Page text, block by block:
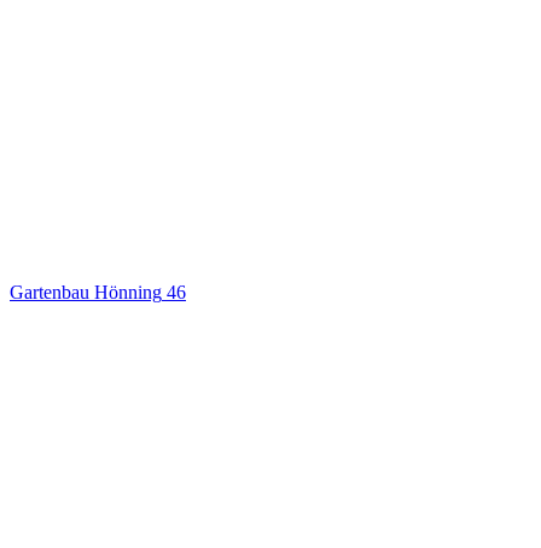
Gartenbau Hönning 46